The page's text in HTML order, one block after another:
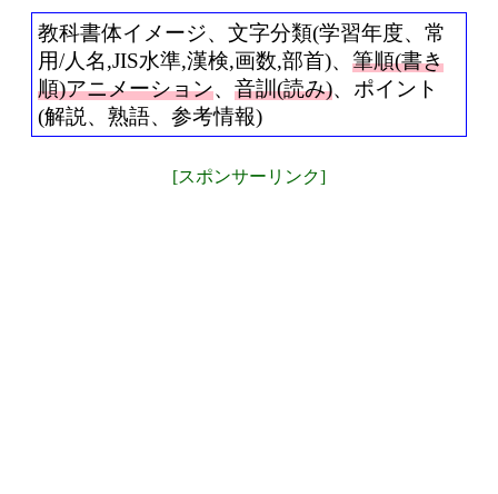
教科書体イメージ、文字分類(学習年度、常
用/人名,JIS水準,漢検,画数,部首)、 筆順(書き
順)アニメーション、 音訓(読み)、ポイント
(解説、熟語、参考情報)
[スポンサーリンク]